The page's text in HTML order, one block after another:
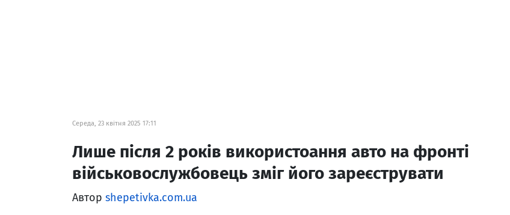
Середа, 23 квітня 2025 17:11
Лише після 2 років використоання авто на фронті
військовослужбовець зміг його зареєструвати
Автор shepetivka.com.ua